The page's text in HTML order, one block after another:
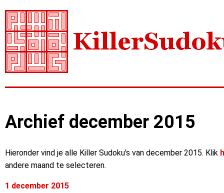
Archief december 2015
Hieronder vind je alle Killer Sudoku's van december 2015. Klik
andere maand te selecteren.
1 december 2015